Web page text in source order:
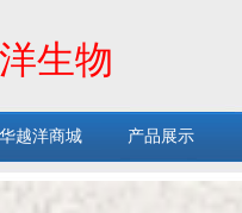
生物
华越洋商城 产品展示